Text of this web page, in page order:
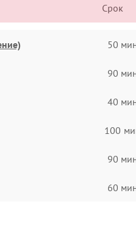
Срок
50
90
40
100
90
60